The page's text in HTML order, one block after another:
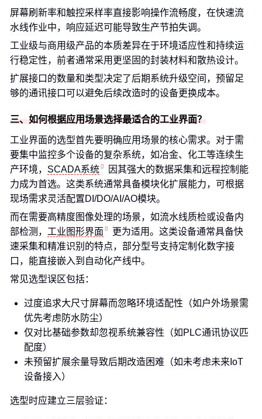
屏幕刷新率和触控采样率直接影响操作流畅度，在快速流
水线作业中，响应延迟可能导致生产节拍失调。
工业级与商用级产品的本质差异在于环境适应性和持续运
行稳定性，前者通常采用更坚固的封装材料和散热设计。
扩展接口的数量和类型决定了后期系统升级空间，预留足
够的通讯接口可以避免后续改造时的设备更换成本。
三、如何根据应用场景选择最适合的工业界面？
工业界面的选型首先要明确应用场景的核心需求。对于需
要集中监控多个设备的复杂系统，如冶金、化工等连续生
产环境， SCADA系统
因其强大的数据采集和远程控制能
力成为首选。这类系统通常具备模块化扩展能力，可根据
现场需求灵活配置DI/DO/AI/AO模块。
而在需要高精度图像处理的场景，如流水线质检或设备内
部检测， 工业图形界面
更为适用。这类设备通常具备快
速采集和精准识别的特点，部分型号支持定制化数字接
口，能直接嵌入到自动化产线中。
常见选型误区包括：
过度追求大尺寸屏幕而忽略环境适配性（如户外场景需
优先考虑防水防尘）
仅对比基础参数却忽视系统兼容性（如PLC通讯协议匹
配度）
未预留扩展余量导致后期改造困难（如未考虑未来IoT
设备接入）
选型时应建立三层验证：